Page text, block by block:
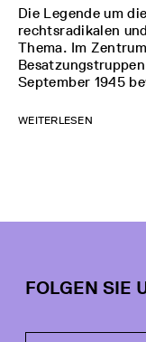
Die Legende um
rechtsradikalen
Thema. Im
September 1945
WEITERLESEN
FOLGEN SIE